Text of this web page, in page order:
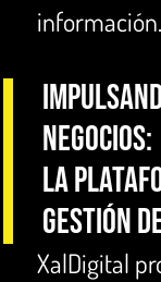
información.
negocios:
La
gestión
XalDigital